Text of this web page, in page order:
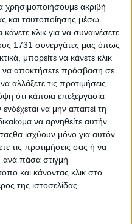
χρησιμοποιήσουμε ακριβή
και ταυτοποίησης μέσω
κλικ για να συναινέσετε
1731 συνεργάτες μας όπως
μπορείτε να κάνετε κλικ
να αποκτήσετε πρόσβαση σε
αλλάξετε τις προτιμήσεις
ότι κάποια επεξεργασία
να μην απαιτεί τη
να αρνηθείτε αυτήν
ισχύουν μόνο για αυτόν
τις προτιμήσεις σας ή να
ανά πάσα στιγμή
και κάνοντας κλικ στο
της ιστοσελίδας.